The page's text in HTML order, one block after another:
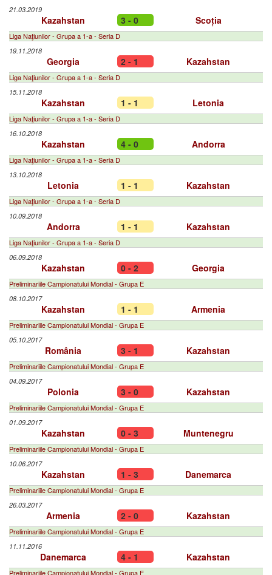
21.03.2019
Kazahstan 3 - 0 Scoția
Liga Naţiunilor - Grupa a 1-a - Seria D
19.11.2018
Georgia 2 - 1 Kazahstan
Liga Naţiunilor - Grupa a 1-a - Seria D
15.11.2018
Kazahstan 1 - 1 Letonia
Liga Naţiunilor - Grupa a 1-a - Seria D
16.10.2018
Kazahstan 4 - 0 Andorra
Liga Naţiunilor - Grupa a 1-a - Seria D
13.10.2018
Letonia 1 - 1 Kazahstan
Liga Naţiunilor - Grupa a 1-a - Seria D
10.09.2018
Andorra 1 - 1 Kazahstan
Liga Naţiunilor - Grupa a 1-a - Seria D
06.09.2018
Kazahstan 0 - 2 Georgia
Preliminariile Campionatului Mondial - Grupa E
08.10.2017
Kazahstan 1 - 1 Armenia
Preliminariile Campionatului Mondial - Grupa E
05.10.2017
România 3 - 1 Kazahstan
Preliminariile Campionatului Mondial - Grupa E
04.09.2017
Polonia 3 - 0 Kazahstan
Preliminariile Campionatului Mondial - Grupa E
01.09.2017
Kazahstan 0 - 3 Muntenegru
Preliminariile Campionatului Mondial - Grupa E
10.06.2017
Kazahstan 1 - 3 Danemarca
Preliminariile Campionatului Mondial - Grupa E
26.03.2017
Armenia 2 - 0 Kazahstan
Preliminariile Campionatului Mondial - Grupa E
11.11.2016
Danemarca 4 - 1 Kazahstan
Preliminariile Campionatului Mondial - Grupa E